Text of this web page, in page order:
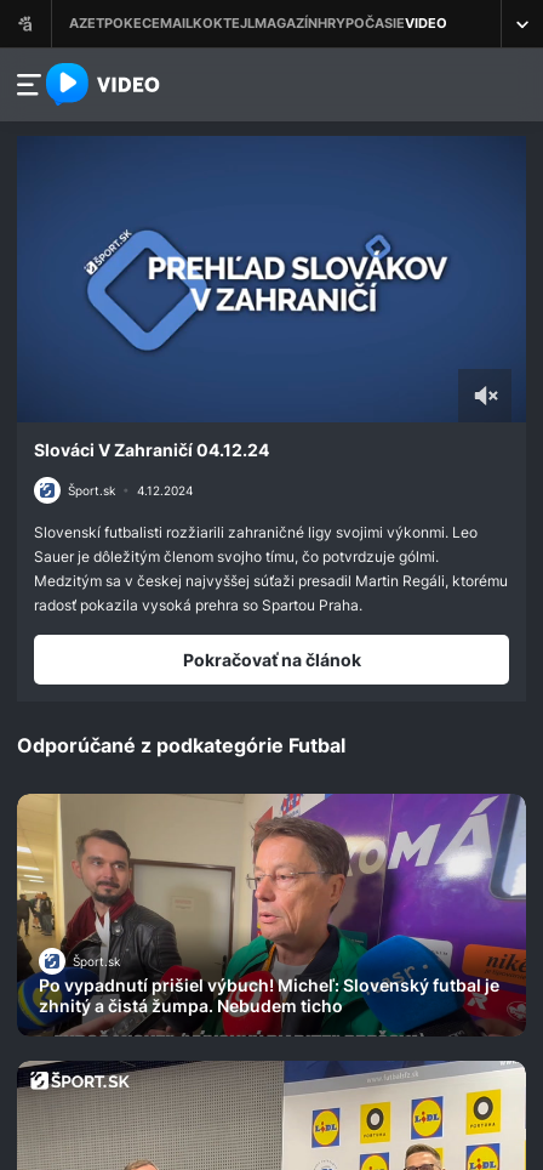
azet.video.sk
seconds
minutes,
seconds
Slováci V Zahraničí 04.12.24
Šport.sk • 4.12.2024
Slovenskí futbalisti rozžiarili zahraničné ligy svojimi výkonmi. Leo
Sauer je dôležitým členom svojho tímu, čo potvrdzuje gólmi.
Medzitým sa v českej najvyššej súťaži presadil Martin Regáli, ktorému
radosť pokazila vysoká prehra so Spartou Praha.
Pokračovať na článok
Odporúčané z podkategórie Futbal
Šport.sk
Po vypadnutí prišiel výbuch! Micheľ: Slovenský futbal je
zhnitý a čistá žumpa. Nebudem ticho